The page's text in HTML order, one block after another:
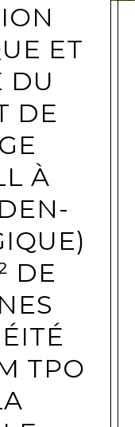
ET
DU
DE
À
DE
TPO